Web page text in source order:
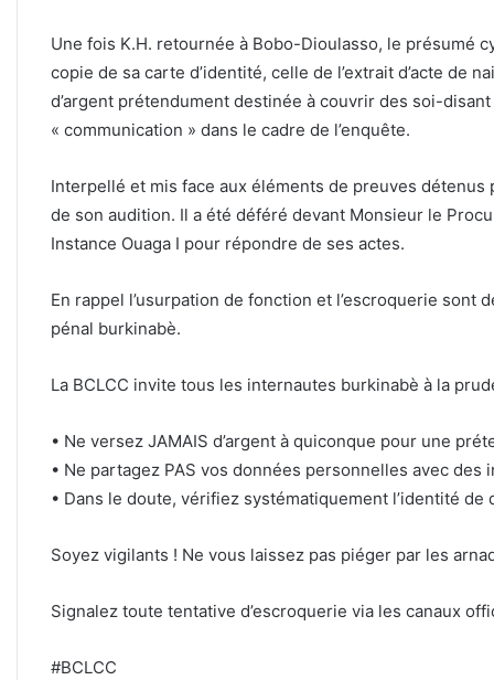
Une fois K.H. retournée à Bobo-Dioulasso, le présumé
copie de sa carte d’identité, celle de l’extrait d’acte de
d’argent prétendument destinée à couvrir des soi-
« communication » dans le cadre de l’enquête.
Interpellé et mis face aux éléments de preuves
de son audition. Il a été déféré devant Monsieur le
Instance Ouaga I pour répondre de ses actes.
En rappel l’usurpation de fonction et l’escroquerie
pénal burkinabè.
La BCLCC invite tous les internautes burkinabè à la
• Ne versez JAMAIS d’argent à quiconque pour une
• Ne partagez PAS vos données personnelles avec des
• Dans le doute, vérifiez systématiquement l’identité
Soyez vigilants ! Ne vous laissez pas piéger par les
Signalez toute tentative d’escroquerie via les canaux
#BCLCC